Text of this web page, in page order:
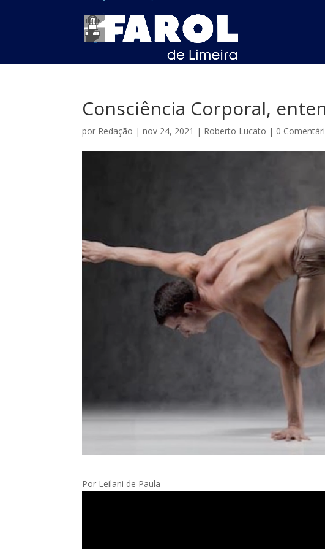
Consciência Corporal,
por Redação |nov 24, 2021 | Roberto Lucato | 0
Por Leilani de Paula